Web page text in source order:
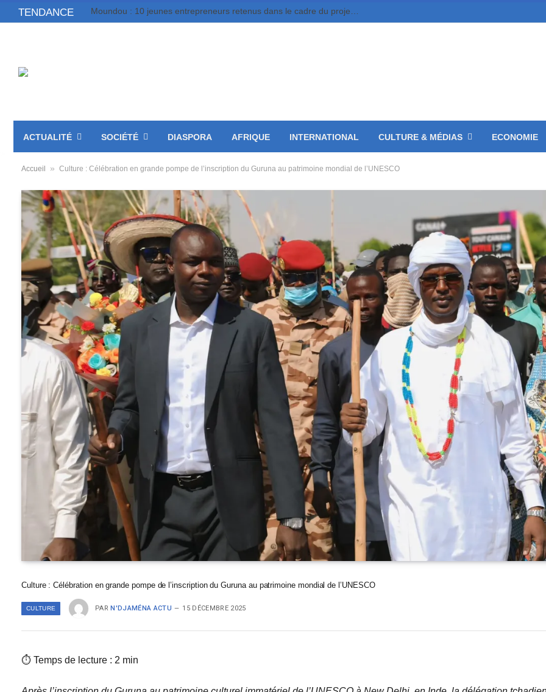
TENDANCE Moundou : 10 jeunes entrepreneurs retenus dans le cadre du projet MounDix
ACTUALITÉ SOCIÉTÉ DIASPORA AFRIQUE INTERNATIONAL CULTURE & MÉDIAS ECONOMIE
Accueil » Culture : Célébration en grande pompe de l’inscription du Guruna au patrimoine mondial de l’UNESCO
Culture : Célébration en grande pompe de l’inscription du Guruna au patrimoine mondial de l’UNESCO
CULTURE PAR N'DJAMÉNA ACTU 15 DÉCEMBRE 2025
⏱ Temps de lecture : 2 min